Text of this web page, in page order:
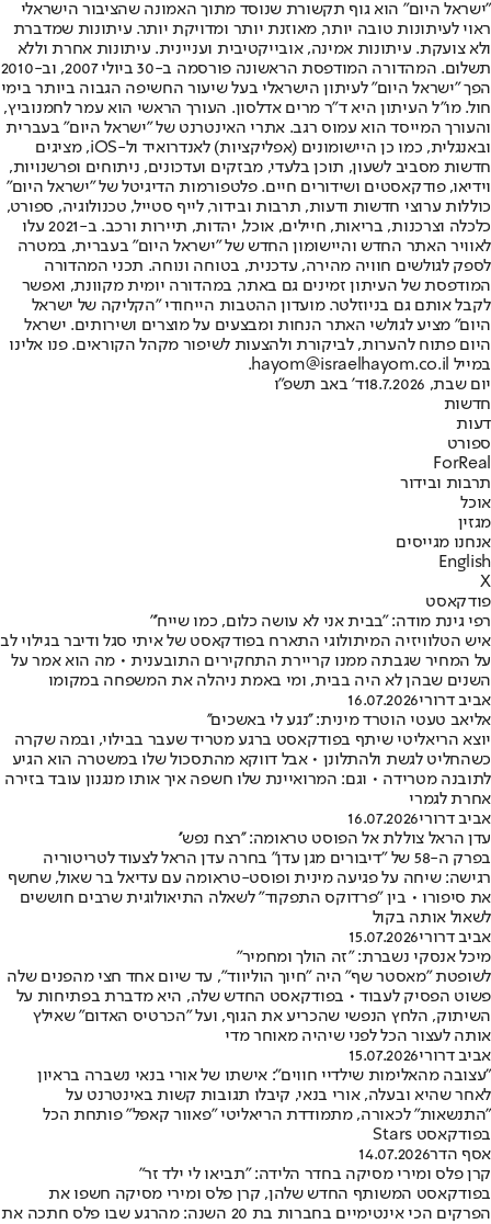
"ישראל היום" הוא גוף תקשורת שנוסד מתוך האמונה שהציבור הישראלי
ראוי לעיתונות טובה יותר, מאוזנת יותר ומדויקת יותר. עיתונות שמדברת
ולא צועקת. עיתונות אמינה, אובייקטיבית ועניינית. עיתונות אחרת וללא
תשלום. המהדורה המודפסת הראשונה פורסמה ב-30 ביולי 2007, וב-2010
הפך "ישראל היום" לעיתון הישראלי בעל שיעור החשיפה הגבוה ביותר בימי
חול. מו"ל העיתון היא ד"ר מרים אדלסון. העורך הראשי הוא עמר לחמנוביץ,
והעורך המייסד הוא עמוס רגב. אתרי האינטרנט של "ישראל היום" בעברית
ובאנגלית, כמו כן היישומונים (אפליקציות) לאנדרואיד ול-iOS, מציגים
חדשות מסביב לשעון, תוכן בלעדי, מבזקים ועדכונים, ניתוחים ופרשנויות,
וידיאו, פודקאסטים ושידורים חיים. פלטפורמות הדיגיטל של "ישראל היום"
כוללות ערוצי חדשות ודעות, תרבות ובידור, לייף סטייל, טכנולוגיה, ספורט,
כלכלה וצרכנות, בריאות, חיילים, אוכל, יהדות, תיירות ורכב. ב-2021 עלו
לאוויר האתר החדש והיישומון החדש של "ישראל היום" בעברית, במטרה
לספק לגולשים חוויה מהירה, עדכנית, בטוחה ונוחה. תכני המהדורה
המודפסת של העיתון זמינים גם באתר, במהדורה יומית מקוונת, ואפשר
לקבל אותם גם בניוזלטר. מועדון ההטבות הייחודי "הקליקה של ישראל
היום" מציע לגולשי האתר הנחות ומבצעים על מוצרים ושירותים. ישראל
היום פתוח להערות, לביקורת ולהצעות לשיפור מקהל הקוראים. פנו אלינו
במייל hayom@israelhayom.co.il.
יום שבת, 18.7.2026
ד' באב תשפ"ו
חדשות
דעות
ספורט
ForReal
תרבות ובידור
אוכל
מגזין
אנחנו מגייסים
English
X
פודקאסט
רפי גינת מודה: "בבית אני לא עושה כלום, כמו שייח'"
איש הטלוויזיה המיתולוגי התארח בפודקאסט של איתי סגל ודיבר בגילוי לב
על המחיר שגבתה ממנו קריירת התחקירים התובענית • מה הוא אמר על
השנים שבהן לא היה בבית, ומי באמת ניהלה את המשפחה במקומו
אביב דרורי16.07.2026
אליאב טעטי הוטרד מינית: ''נגע לי באשכים''
יוצא הריאליטי שיתף בפודקאסט ברגע מטריד שעבר בבילוי, ובמה שקרה
כשהחליט לגשת ולהתלונן • אבל דווקא מהתסכול שלו במשטרה הוא הגיע
לתובנה מטרידה • וגם: המרואיינת שלו חשפה איך אותו מנגנון עובד בזירה
אחרת לגמרי
אביב דרורי16.07.2026
עדן הראל צוללת אל הפוסט טראומה: ''רצח נפש''
בפרק ה-58 של "דיבורים מגן עדן" בחרה עדן הראל לצעוד לטריטוריה
רגישה: שיחה על פגיעה מינית ופוסט-טראומה עם עדיאל בר שאול, שחשף
את סיפורו • בין "פרדוקס התפקוד" לשאלה התיאולוגית שרבים חוששים
לשאול אותה בקול
אביב דרורי15.07.2026
מיכל אנסקי נשברת: "זה הולך ומחמיר"
לשופטת "מאסטר שף" היה "חיוך הוליווד", עד שיום אחד חצי מהפנים שלה
פשוט הפסיק לעבוד • בפודקאסט החדש שלה, היא מדברת בפתיחות על
השיתוק, הלחץ הנפשי שהכריע את הגוף, ועל "הכרטיס האדום" שאילץ
אותה לעצור הכל לפני שיהיה מאוחר מדי
אביב דרורי15.07.2026
"עצובה מהאלימות שילדיי חווים": אישתו של אורי בנאי נשברה בראיון
לאחר שהיא ובעלה, אורי בנאי, קיבלו תגובות קשות באינטרנט על
"התנשאות" לכאורה, מתמודדת הריאליטי "פאוור קאפל" פותחת הכל
בפודקאסט Stars
אסף הדר14.07.2026
קרן פלס ומירי מסיקה בחדר הלידה: ״תביאו לי ילד זר״
בפודקאסט המשותף החדש שלהן, קרן פלס ומירי מסיקה חשפו את
הפרקים הכי אינטימיים בחברות בת 20 השנה: מהרגע שבו פלס חתכה את